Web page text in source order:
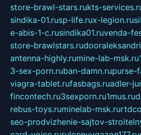
store-brawl-stars.rukts-
sindika-01.rusp-life.rux-legion.ru
e-abis-1-c.rusindika01.ruvenda-
store-brawlstars.ru
antenna-highly.rumine-lab-msk.ru
3-sex-porn.ruban-damn.rupurse-
viagra-tablet.rufasbags.ruadler-
fincontech.ru3sexporn.ru1mus.ru
rebus-toys.ruminelab-msk.ru
seo-prodvizhenie-sajtov-